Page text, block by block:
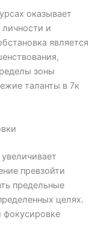
оказывает
и
является
зоны
таланты в 7к
превзойти
предельные
целях.
фокусировке